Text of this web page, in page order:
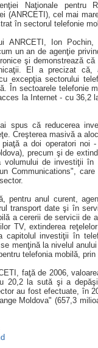
Naţionale pentru
(ANRCETI), cel mai
în sectorul telefonie
ANRCETI, Ion
un an de agenţie
şi demonstrează
El a precizat
excepţia sectorului
În sectoarele telefonie
la Internet - cu 36,2
spus că reducerea
Creşterea masivă a
a doi operatori noi
precum şi de
volumului de investiţii
Communications",
pentru anul curent,
transport date şi în
a cererii de servicii de
TV, extinderea
capitolul investiţii în
menţină la nivelul
telefonia mobilă,
faţă de 2006,
20,2 la sută şi a
au fost efectuate, în
Moldova" (657,3